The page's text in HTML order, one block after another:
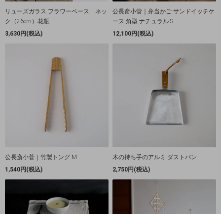
リューズガラス フラワーベース ネッ
ク（26cm）花瓶
3,630円(税込)
公長斎小菅｜弁当かご サンドイッチケ
ース 角型 ナチュラル S
12,100円(税込)
公長斎小菅｜竹製トング M
1,540円(税込)
木の持ち手のアルミ ダストパン
2,750円(税込)